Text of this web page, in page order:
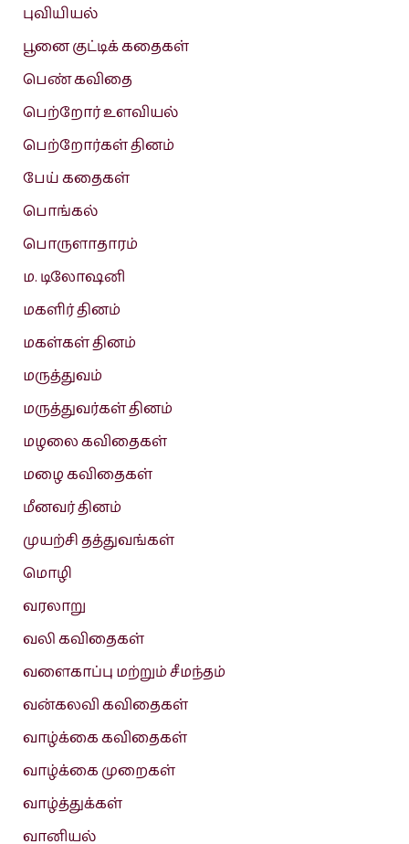
புவியியல்
பூனை குட்டிக் கதைகள்
பெண் கவிதை
பெற்றோர் உளவியல்
பெற்றோர்கள் தினம்
பேய் கதைகள்
பொங்கல்
பொருளாதாரம்
ம. டிலோஷனி
மகளிர் தினம்
மகள்கள் தினம்
மருத்துவம்
மருத்துவர்கள் தினம்
மழலை கவிதைகள்
மழை கவிதைகள்
மீனவர் தினம்
முயற்சி தத்துவங்கள்
மொழி
வரலாறு
வலி கவிதைகள்
வளைகாப்பு மற்றும் சீமந்தம்
வன்கலவி கவிதைகள்
வாழ்க்கை கவிதைகள்
வாழ்க்கை முறைகள்
வாழ்த்துக்கள்
வானியல்